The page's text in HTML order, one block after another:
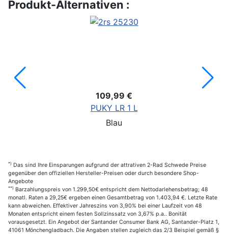
Produkt-Alternativen :
109,99 €
PUKY LR 1 L
Blau
*) Das sind Ihre Einsparungen aufgrund der attrativen 2-Rad Schwede Preise
gegenüber den offiziellen Hersteller-Preisen oder durch besondere Shop-
Angebote
**) Barzahlungspreis von 1.299,50€ entspricht dem Nettodarlehensbetrag; 48
monatl. Raten a 29,25€ ergeben einen Gesamtbetrag von 1.403,94 €. Letzte Rate
kann abweichen. Effektiver Jahreszins von 3,90% bei einer Laufzeit von 48
Monaten entspricht einem festen Sollzinssatz von 3,67% p.a.. Bonität
vorausgesetzt. Ein Angebot der Santander Consumer Bank AG, Santander-Platz 1,
41061 Mönchengladbach. Die Angaben stellen zugleich das 2/3 Beispiel gemäß §